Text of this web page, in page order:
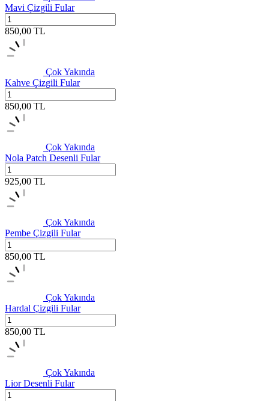
Mavi Çizgili Fular
850,00 TL
Çok Yakında
Kahve Çizgili Fular
850,00 TL
Çok Yakında
Nola Patch Desenli Fular
925,00 TL
Çok Yakında
Pembe Çizgili Fular
850,00 TL
Çok Yakında
Hardal Çizgili Fular
850,00 TL
Çok Yakında
Lior Desenli Fular